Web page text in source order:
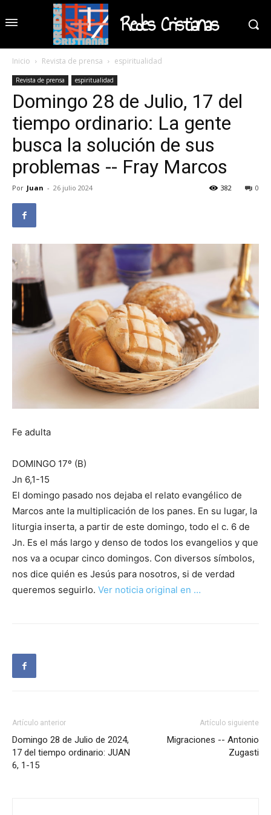
Redes Cristianas
Inicio Revista de prensa espiritualidad
Revista de prensa espiritualidad
Domingo 28 de Julio, 17 del
tiempo ordinario: La gente
busca la solución de sus
problemas -- Fray Marcos
Por Juan - 26 julio 2024 0
382
Fe adulta
DOMINGO 17º (B)
Jn 6,1-15
El domingo pasado nos dejaba el relato evangélico de
Marcos ante la multiplicación de los panes. En su lugar, la
liturgia inserta, a partir de este domingo, todo el c. 6 de
Jn. Es el más largo y denso de todos los evangelios y que
nos va a ocupar cinco domingos. Con diversos símbolos,
nos dice quién es Jesús para nosotros, si de verdad
queremos seguirlo. Ver noticia original en …
Artículo anterior
Domingo 28 de Julio de 2024,
17 del tiempo ordinario: JUAN
6, 1-15
Artículo siguiente
Migraciones -- Antonio
Zugasti